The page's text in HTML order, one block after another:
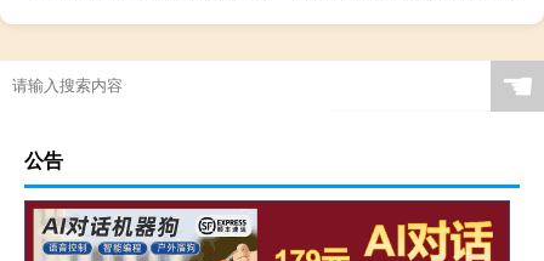
☚
公告